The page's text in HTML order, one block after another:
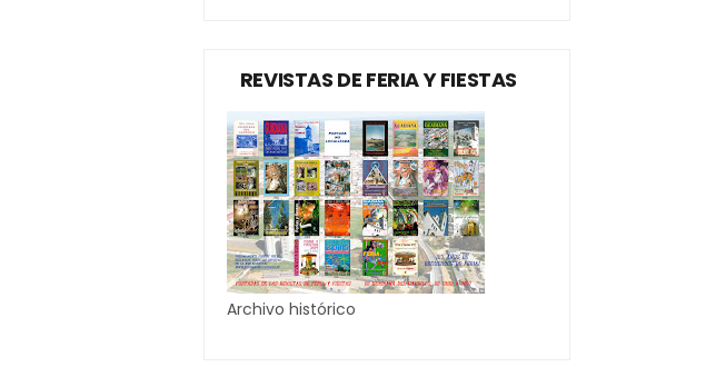
REVISTAS DE FERIA Y FIESTAS
Archivo histórico